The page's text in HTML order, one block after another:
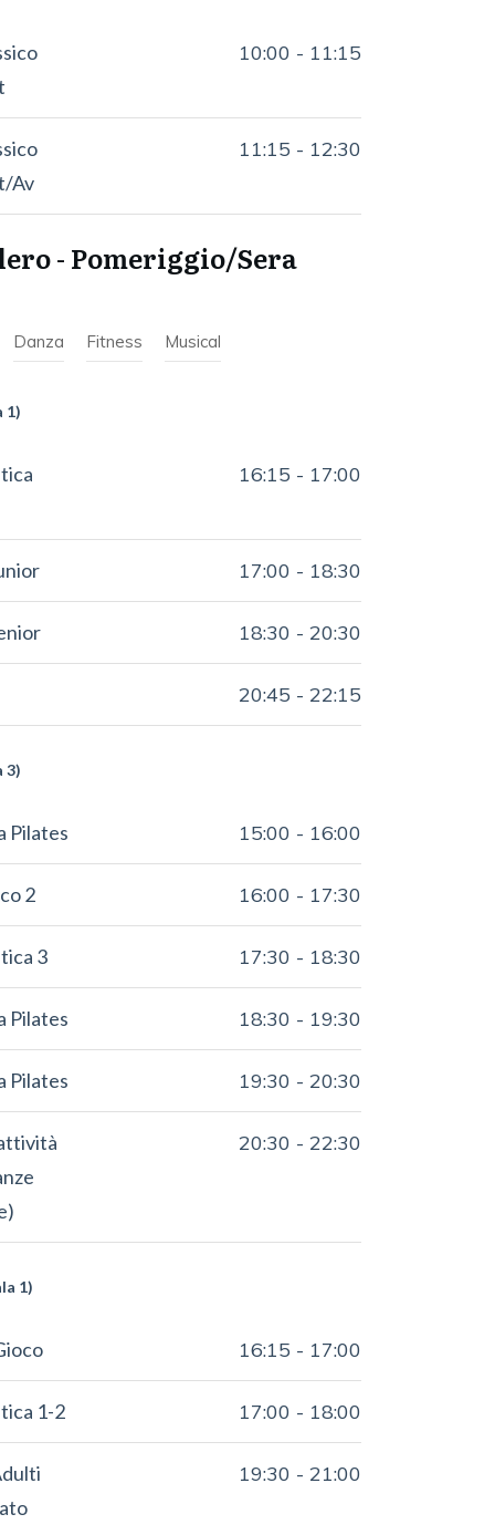
10:00 - 11:15
Av
11:15 - 12:30
- Pomeriggio/Sera
Danza Fitness Musical
1)
16:15 - 17:00
17:00 - 18:30
18:30 -20:30
20:45 -22:15
3)
Pilates 15:00 - 16:00
2 16:00 - 17:30
3 17:30 - 18:30
Pilates 18:30 - 19:30
Pilates 19:30 -20:30
20:30 -22:30
1)
16:15 - 17:00
1-2 17:00 - 18:00
19:30 -21:00